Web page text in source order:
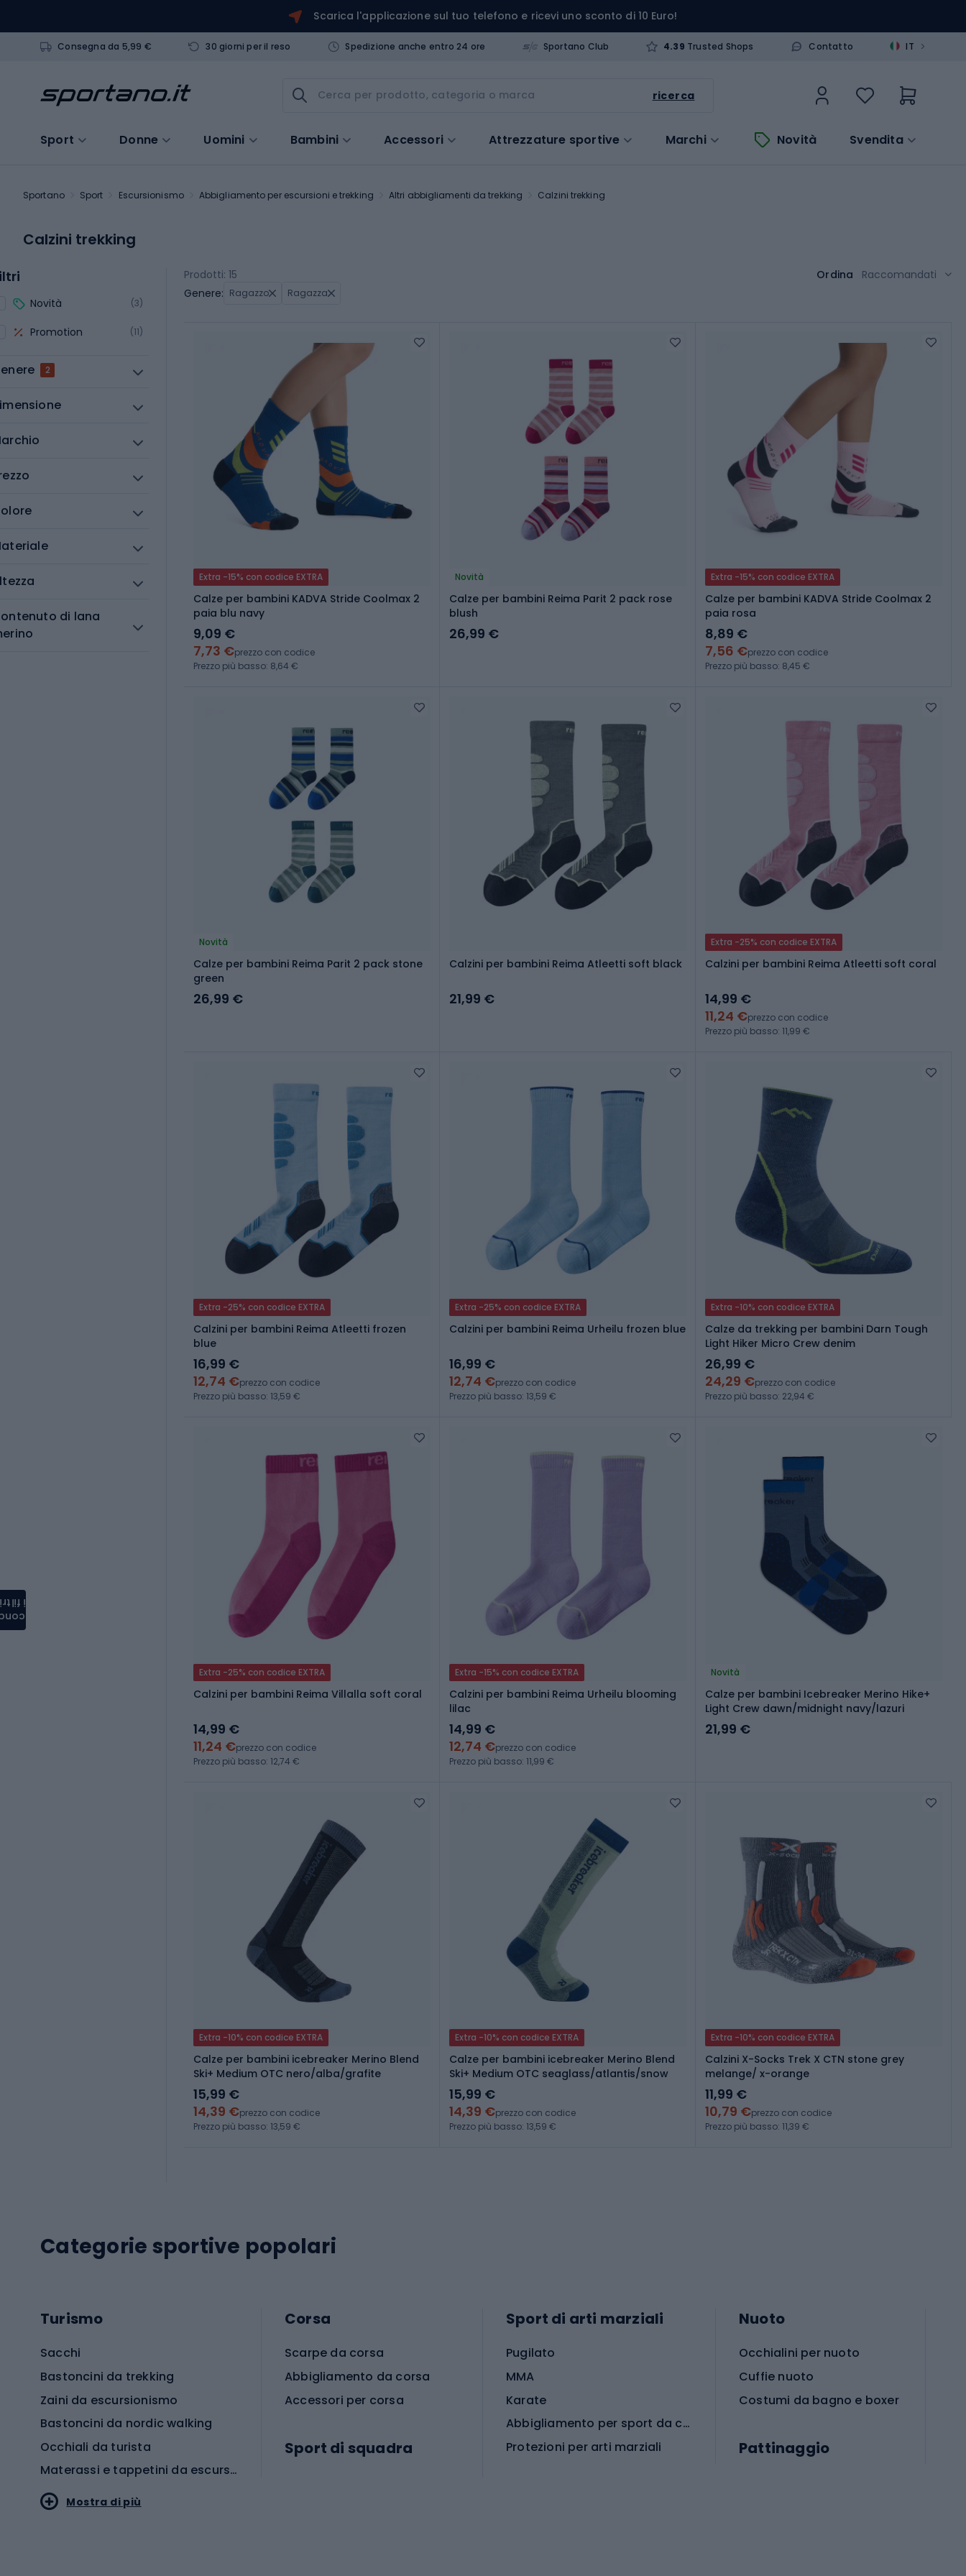
Scarica l'applicazione sul tuo telefono e ricevi uno sconto di 10 Euro!
Consegna da 5,99 € 30 giorni per il reso Spedizione anche entro 24 ore Sportano Club 4.39 Trusted Shops Contatto IT >
ricerca
Sport Donne Uomini Bambini Accessori Attrezzature sportive Marchi Novità Svendita
Sportano Sport Escursionismo Abbigliamento per escursioni e trekking Altri abbigliamenti da trekking Calzini trekking
Calzini trekking
Novità (3)
Promotion (11)
2
di lana
Prodotti: 15 Ordina
Raccomandati
Genere: Ragazzo Ragazza
Extra -15% con codice EXTRA
Calze per bambini KADVA Stride Coolmax 2
paia blu navy
9,09 €
7,73 €prezzo con codice
Prezzo più basso: 8,64 €
Novità
Calze per bambini Reima Parit 2 pack rose
blush
26,99 €
Extra -15% con codice EXTRA
Calze per bambini KADVA Stride Coolmax 2
paia rosa
8,89 €
7,56 €prezzo con codice
Prezzo più basso: 8,45 €
Novità
Calze per bambini Reima Parit 2 pack stone
green
26,99 €
Calzini per bambini Reima Atleetti soft black
21,99 €
Extra -25% con codice EXTRA
Calzini per bambini Reima Atleetti soft coral
14,99 €
11,24 €prezzo con codice
Prezzo più basso: 11,99 €
Extra -25% con codice EXTRA
Calzini per bambini Reima Atleetti frozen
blue
16,99 €
12,74 €prezzo con codice
Prezzo più basso: 13,59 €
Extra -25% con codice EXTRA
Calzini per bambini Reima Urheilu frozen blue
16,99 €
12,74 €prezzo con codice
Prezzo più basso: 13,59 €
Extra -10% con codice EXTRA
Calze da trekking per bambini Darn Tough
Light Hiker Micro Crew denim
26,99 €
24,29 €prezzo con codice
Prezzo più basso: 22,94 €
Extra -25% con codice EXTRA
Calzini per bambini Reima Villalla soft coral
14,99 €
11,24 €prezzo con codice
Prezzo più basso: 12,74 €
Extra -15% con codice EXTRA
Calzini per bambini Reima Urheilu blooming
lilac
14,99 €
12,74 €prezzo con codice
Prezzo più basso: 11,99 €
Novità
Calze per bambini Icebreaker Merino Hike+
Light Crew dawn/midnight navy/lazuri
21,99 €
Extra -10% con codice EXTRA
Calze per bambini icebreaker Merino Blend
Ski+ Medium OTC nero/alba/grafite
15,99 €
14,39 €prezzo con codice
Prezzo più basso: 13,59 €
Extra -10% con codice EXTRA
Calze per bambini icebreaker Merino Blend
Ski+ Medium OTC seaglass/atlantis/snow
15,99 €
14,39 €prezzo con codice
Prezzo più basso: 13,59 €
Extra -10% con codice EXTRA
Calzini X-Socks Trek X CTN stone grey
melange/ x-orange
11,99 €
10,79 €prezzo con codice
Prezzo più basso: 11,39 €
i filtri
Categorie sportive popolari
Turismo
Sacchi
Bastoncini da trekking
Zaini da escursionismo
Bastoncini da nordic walking
Occhiali da turista
Materassi e tappetini da escursionismo
Corsa
Scarpe da corsa
Abbigliamento da corsa
Accessori per corsa
Sport di squadra
Sport di arti marziali
Pugilato
MMA
Karate
Abbigliamento per sport da combattimento
Protezioni per arti marziali
Nuoto
Occhialini per nuoto
Cuffie nuoto
Costumi da bagno e boxer
Pattinaggio
Mostra di più